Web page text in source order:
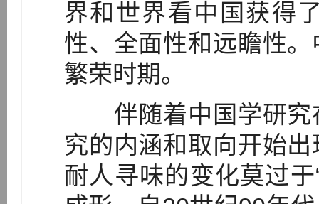
界和世界看中国获得
性、全面性和远瞻性
繁荣时期。
伴随着中国学研究
究的内涵和取向开始
耐人寻味的变化莫过